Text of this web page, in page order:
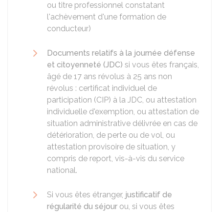
ou titre professionnel constatant
l'achèvement d'une formation de
conducteur)
Documents relatifs à la journée défense
et citoyenneté (JDC) si vous êtes français,
âgé de 17 ans révolus à 25 ans non
révolus : certificat individuel de
participation (CIP) à la JDC, ou attestation
individuelle d'exemption, ou attestation de
situation administrative délivrée en cas de
détérioration, de perte ou de vol, ou
attestation provisoire de situation, y
compris de report, vis-à-vis du service
national.
Si vous êtes étranger, justificatif de
régularité du séjour ou, si vous êtes